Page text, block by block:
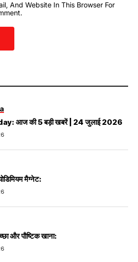
And Website In This Browser For
आज की 5 बड़ी खबरें | 24 जुलाई 2026
मैग्नेट:
और पौष्टिक खाना: